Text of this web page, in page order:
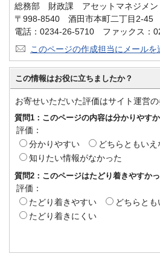
総務部 財政課 アセットマネジメ
〒998-8540 酒田市本町二丁目2-45
電話：0234-26-5710 ファックス：
このページの作成担当にメールを
この情報はお役に立ちましたか？
お寄せいただいた評価はサイト運営の
質問1：このページの内容は分かりやす
評価：
分かりやすい
どちらともいえ
知りたい情報がなかった
質問2：このページはたどり着きやすか
評価：
たどり着きやすい
どちらと
たどり着きにくい